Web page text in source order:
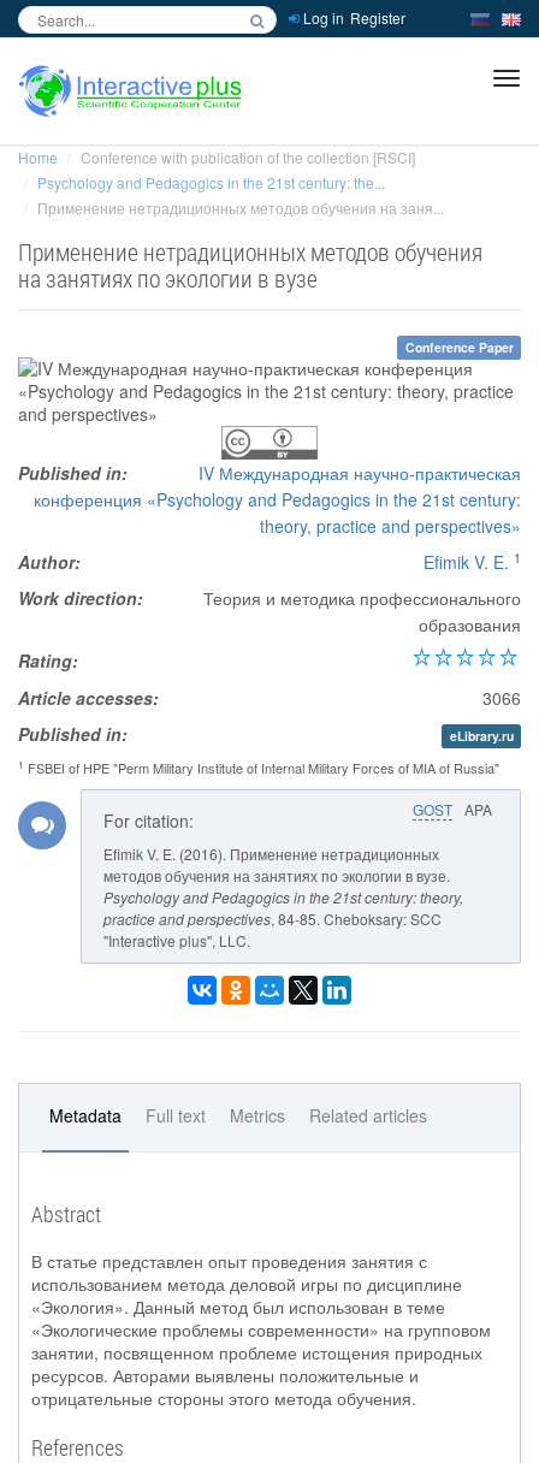
Log in Register
Home
Conference with publication of the collection [RSCI]
Psychology and Pedagogics in the 21st century: the...
Применение нетрадиционных методов обучения на заня...
Применение нетрадиционных методов обучения
на занятиях по экологии в вузе
Conference Paper
Published in:
IV Международная научно-практическая
конференция «Psychology and Pedagogics in the 21st century:
theory, practice and perspectives»
Author:
Efimik V. E. 1
Work direction:
Теория и методика профессионального
образования
Rating:
Article accesses:
3066
Published in:
eLibrary.ru
1 FSBEI of HPE "Perm Military Institute of Internal Military Forces of MIA of Russia"
GOST APA
For citation:
Efimik V. E. (2016). Применение нетрадиционных
методов обучения на занятиях по экологии в вузе.
Psychology and Pedagogics in the 21st century: theory,
practice and perspectives, 84-85. Cheboksary: SCC
"Interactive plus", LLC.
Metadata Full text Metrics Related articles
Abstract
В статье представлен опыт проведения занятия с
использованием метода деловой игры по дисциплине
«Экология». Данный метод был использован в теме
«Экологические проблемы современности» на групповом
занятии, посвященном проблеме истощения природных
ресурсов. Авторами выявлены положительные и
отрицательные стороны этого метода обучения.
References